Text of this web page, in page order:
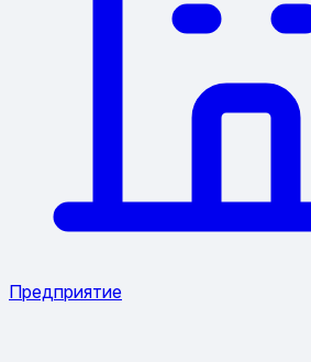
Предприятие